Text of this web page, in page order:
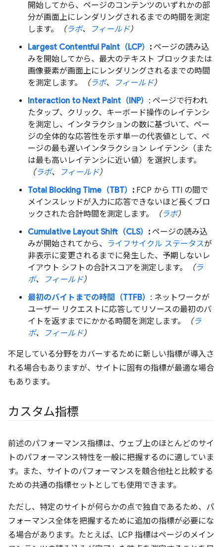
開始してから、ページのコンテンツのいずれかの部
分が画面上にレンダリングされるまでの時間を測定
します。
（ラボ、 フィールド）
Largest Contentful Paint（LCP） : ページの読み込
みを開始してから、最大のテキスト ブロックまたは
画像要素が画面上にレンダリングされるまでの時間
を測定します。
（ラボ、 フィールド）
Interaction to Next Paint（INP） : ページで行われ
たタップ、クリック、キーボード操作のレイテンシ
を測定し、インタラクションの数に基づいて、ペー
ジの全体的な応答性を示す単一の代表値として、ペ
ージの最も遅いインタラクション レイテンシ（また
は最も高いレイテンシに近い値）を選択します。
（ラボ、 フィールド）
Total Blocking Time（TBT） : FCP から TTI の間で
メインスレッドが入力に応答できないほど長くブロ
ックされた合計時間を測定します。
（ラボ）
Cumulative Layout Shift（CLS） : ページの読み込
みが開始されてから、 ライフサイクル ステータスが
非表示に変更されるまでに発生した、予期しないレ
イアウト シフトの合計スコアを測定します。
（ラ
ボ、 フィールド）
最初のバイトまでの時間（TTFB） : ネットワークが
ユーザー リクエストに応答してリソースの最初のバ
イトを返すまでにかかる時間を測定します。
（ラ
ボ、 フィールド）
不足している分野をカバーするために新しい指標が導入さ
れる場合もありますが、サイトに固有の指標が最適な場合
もあります。
カスタム指標
前述のパフォーマンス指標は、ウェブ上のほとんどのサイ
トのパフォーマンス特性を一般に把握するのに適していま
す。また、サイトのパフォーマンスを競合他社と比較する
ための共通の指標セットとしても使用できます。
ただし、特定のサイトが何らかの点で独自であるため、パ
フォーマンス全体を把握するために追加の指標が必要にな
る場合があります。たとえば、LCP 指標はページのメイン